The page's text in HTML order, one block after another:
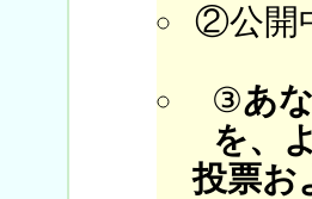
②公開
③あ
を、
投票お